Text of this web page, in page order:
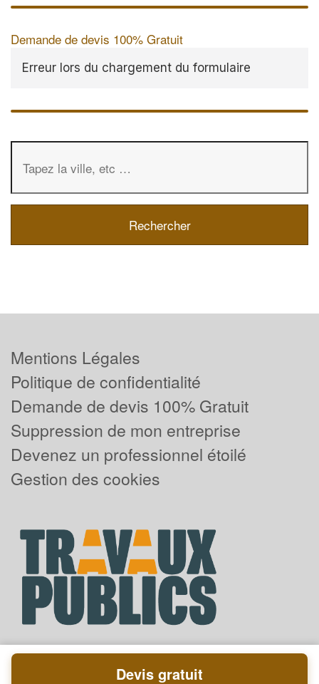
Demande de devis 100% Gratuit
Erreur lors du chargement du formulaire
Mentions Légales
Politique de confidentialité
Demande de devis 100% Gratuit
Suppression de mon entreprise
Devenez un professionnel étoilé
Gestion des cookies
Devis gratuit